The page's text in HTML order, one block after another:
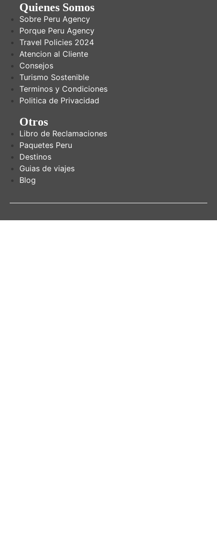
Quienes Somos
Sobre Peru Agency
Porque Peru Agency
Travel Policies 2024
Atencion al Cliente
Consejos
Turismo Sostenible
Terminos y Condiciones
Politica de Privacidad
Otros
Libro de Reclamaciones
Paquetes Peru
Destinos
Guias de viajes
Blog